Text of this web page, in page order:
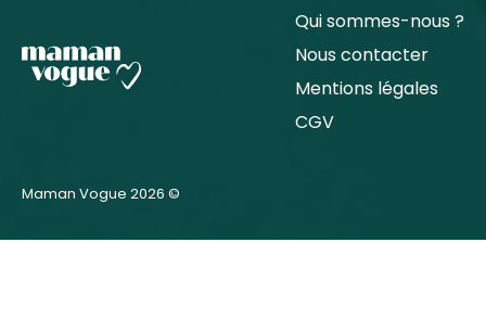
Qui sommes-nous ?
Nous contacter
Mentions légales
CGV
Maman Vogue 2026 ©